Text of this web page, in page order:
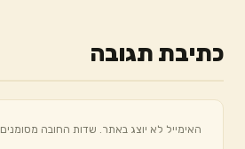
כתיבת תגובה
האימייל לא יוצג באתר. שדות החובה מסומנים